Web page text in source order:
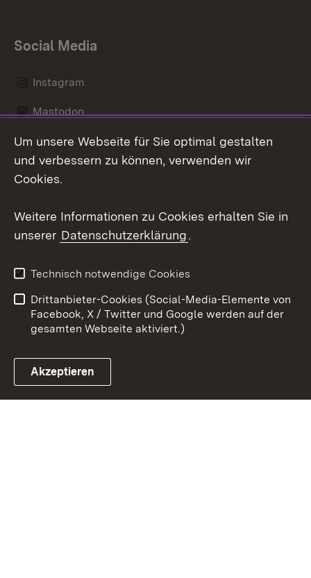
Social Media
Instagram
Mastodon
Messenger
Link zum Landesportal
Kontakt
Impressum
Cookies
Um unsere Webseite für Sie optimal gestalten
und verbessern zu können, verwenden wir
Cookies.
Weitere Informationen zu Cookies erhalten Sie in
unserer Datenschutzerklärung.
Technisch notwendige Cookies
Drittanbieter-Cookies (Social-Media-Elemente von
Facebook, X / Twitter und Google werden auf der
gesamten Webseite aktiviert.)
Akzeptieren